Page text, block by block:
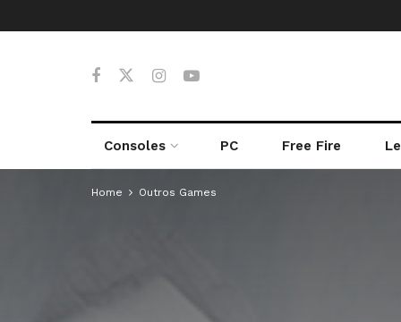
Consoles PC Free Fire
Home Outros Games